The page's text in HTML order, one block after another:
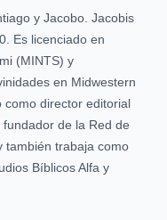
y Jacobo. Jacobis
Es licenciado en
(MINTS) y
en Midwestern
como director editorial
de la Red de
también trabaja como
Bíblicos Alfa y